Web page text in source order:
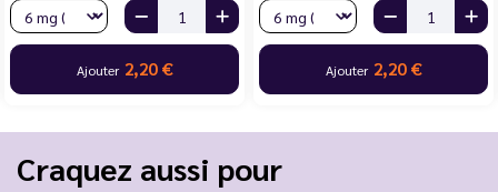
Ajouter 2,20 € Ajouter 2,20 €
Craquez aussi pour